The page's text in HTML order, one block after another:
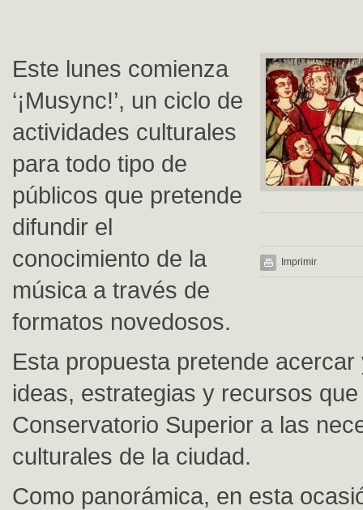
Imprimir
Este lunes comienza
‘¡Musync!’, un ciclo de
actividades culturales
para todo tipo de
públicos que pretende
difundir el
conocimiento de la
música a través de
formatos novedosos.
Esta propuesta pretende acercar
ideas, estrategias y recursos
Conservatorio Superior a las
culturales de la ciudad.
Como panorámica, en esta